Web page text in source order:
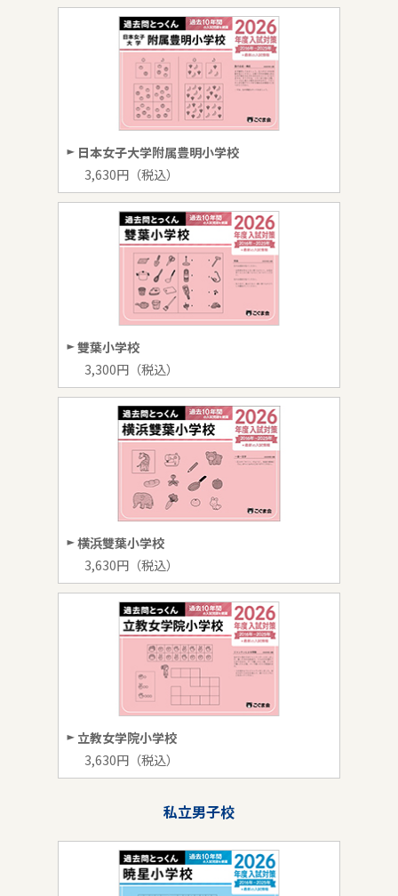
日本女子大学附属豊明小学校
3,630円（税込）
雙葉小学校
3,300円（税込）
横浜雙葉小学校
3,630円（税込）
立教女学院小学校
3,630円（税込）
私立男子校